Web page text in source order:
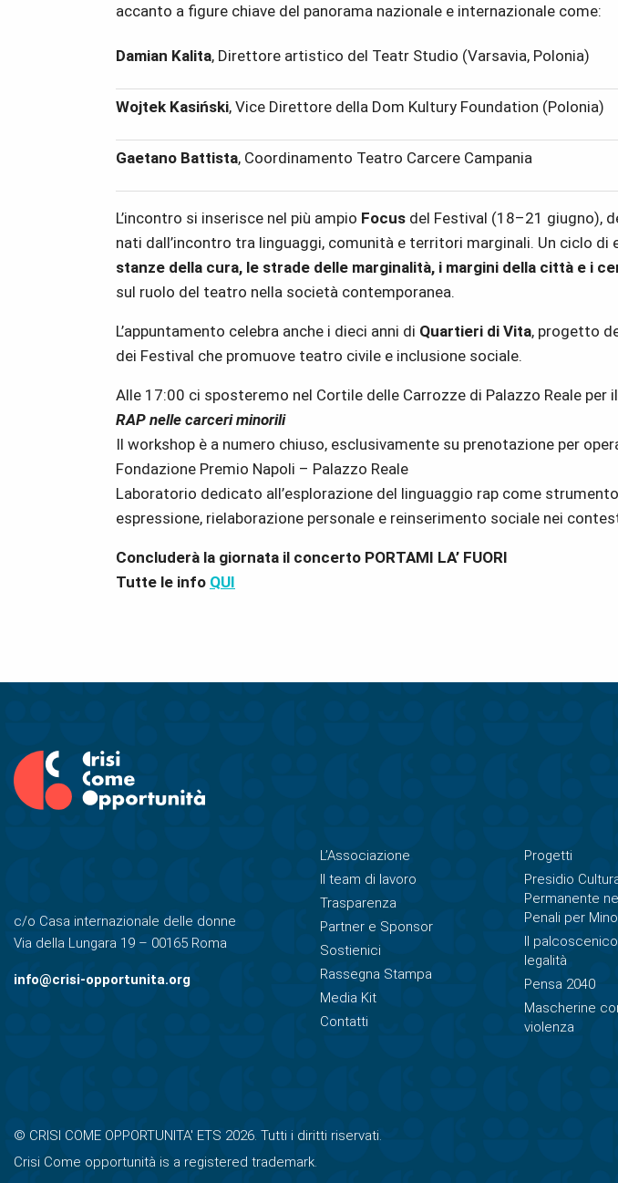
accanto a figure chiave del panorama nazionale e internazionale come:
Damian Kalita, Direttore artistico del Teatr Studio (Varsavia, Polonia)
Wojtek Kasiński, Vice Direttore della Dom Kultury Foundation (Polonia)
Gaetano Battista, Coordinamento Teatro Carcere Campania
L’incontro si inserisce nel più ampio Focus del Festival (18–21 giugno),
nati dall’incontro tra linguaggi, comunità e territori marginali. Un ciclo di
stanze della cura, le strade delle marginalità, i margini della città e i
sul ruolo del teatro nella società contemporanea.
L’appuntamento celebra anche i dieci anni di Quartieri di Vita, progetto
dei Festival che promuove teatro civile e inclusione sociale.
Alle 17:00 ci sposteremo nel Cortile delle Carrozze di Palazzo Reale per
RAP nelle carceri minorili
Il workshop è a numero chiuso, esclusivamente su prenotazione per
Fondazione Premio Napoli – Palazzo Reale
Laboratorio dedicato all’esplorazione del linguaggio rap come
espressione, rielaborazione personale e reinserimento sociale nei
Concluderà la giornata il concerto PORTAMI LA’ FUORI
Tutte le info QUI
c/o Casa internazionale delle donne
Via della Lungara 19 – 00165 Roma
info@crisi-opportunita.org
L’Associazione
Il team di lavoro
Trasparenza
Partner e Sponsor
Sostienici
Rassegna Stampa
Media Kit
Contatti
Progetti
Presidio
Permanente
Penali per
Il
legalità
Pensa 2040
Mascherine
violenza
© CRISI COME OPPORTUNITA' ETS 2026. Tutti i diritti riservati.
Crisi Come opportunità is a registered trademark.